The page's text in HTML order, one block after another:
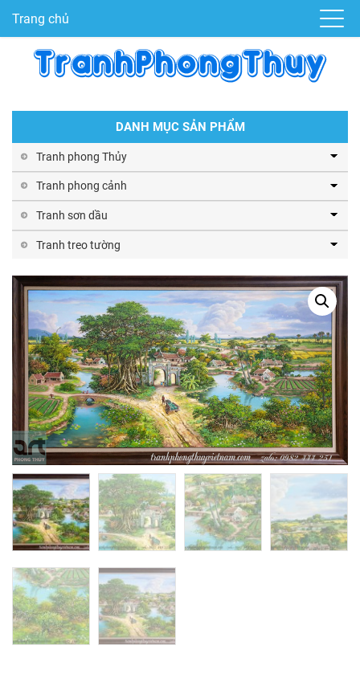
Trang chủ
DANH MỤC SẢN PHẨM
Tranh phong Thủy
Tranh phong cảnh
Tranh sơn dầu
Tranh treo tường